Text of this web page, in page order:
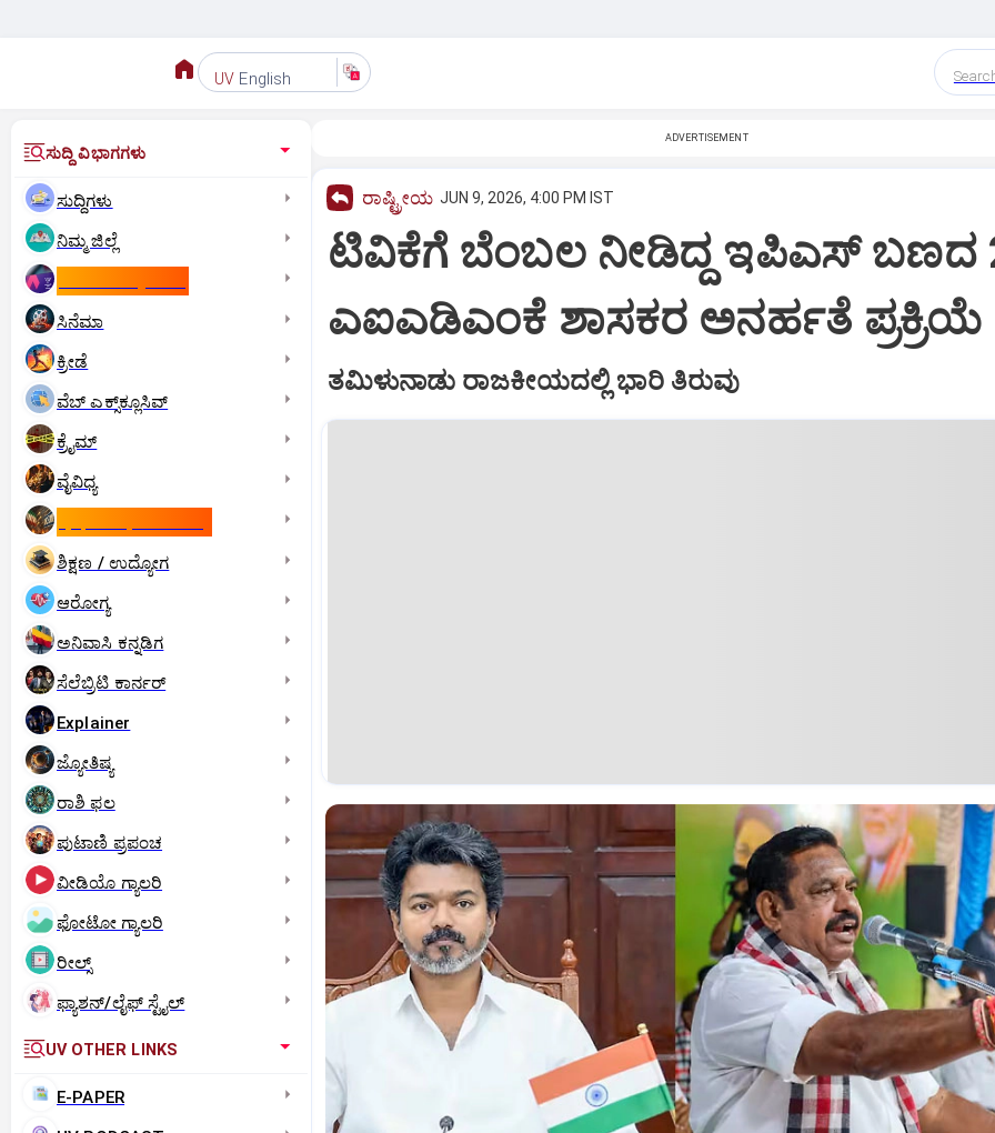
UV English
ಸುದ್ದಿ ವಿಭಾಗಗಳು
ಸುದ್ದಿಗಳು
ನಿಮ್ಮ ಜಿಲ್ಲೆ
ಸಿನೆಮಾ
ಕ್ರೀಡೆ
ವೆಬ್ ಎಕ್ಸ್‌ಕ್ಲೂಸಿವ್
ಕ್ರೈಮ್
ವೈವಿಧ್ಯ
ಶಿಕ್ಷಣ / ಉದ್ಯೋಗ
ಆರೋಗ್ಯ
ಅನಿವಾಸಿ ಕನ್ನಡಿಗ
ಸೆಲೆಬ್ರಿಟಿ ಕಾರ್ನರ್‌
Explainer
ಜ್ಯೋತಿಷ್ಯ
ರಾಶಿ ಫಲ
ಪುಟಾಣಿ ಪ್ರಪಂಚ
ವೀಡಿಯೊ ಗ್ಯಾಲರಿ
ಫೋಟೋ ಗ್ಯಾಲರಿ
ರೀಲ್ಸ್
ಫ್ಯಾಶನ್/ಲೈಫ್‌ ಸ್ಟೈಲ್
UV OTHER LINKS
E-PAPER
ADVERTISEMENT
ರಾಷ್ಟ್ರೀಯ JUN 9, 2026, 4:00 PM IST
ಟಿವಿಕೆಗೆ ಬೆಂಬಲ ನೀಡಿದ್ದ ಇಪಿಎಸ್ ಬಣದ
ಎಐಎಡಿಎಂಕೆ ಶಾಸಕರ ಅನರ್ಹತೆ ಪ್ರಕ್ರಿಯೆ
ತಮಿಳುನಾಡು ರಾಜಕೀಯದಲ್ಲಿ ಭಾರಿ ತಿರುವು